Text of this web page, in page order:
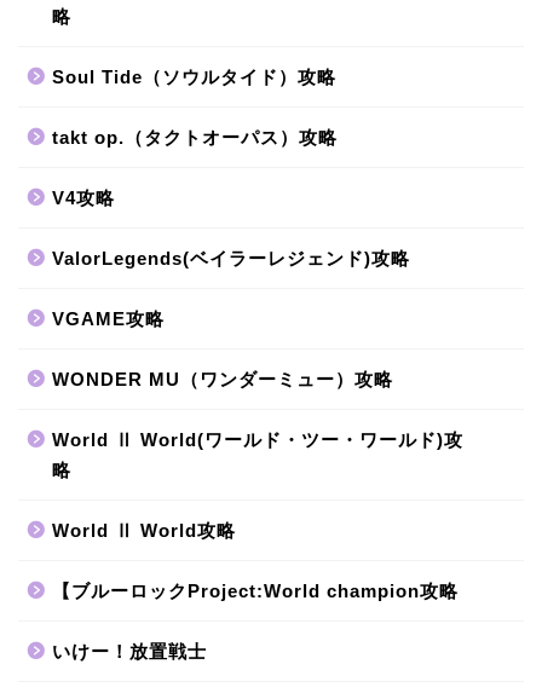
略
Soul Tide（ソウルタイド）攻略
takt op.（タクトオーパス）攻略
V4攻略
ValorLegends(ベイラーレジェンド)攻略
VGAME攻略
WONDER MU（ワンダーミュー）攻略
World Ⅱ World(ワールド・ツー・ワールド)攻
略
World Ⅱ World攻略
【ブルーロックProject:World champion攻略
いけー！放置戦士